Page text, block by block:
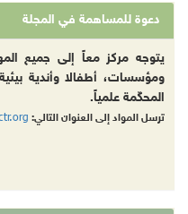
دعوة للمساهمة في المجلة
يتوجه مركز معاً إلى جميع
ومؤسسات، أطفالا وأندية
المحكّمة علمياً.
ترسل المواد إلى العنوان التالي: